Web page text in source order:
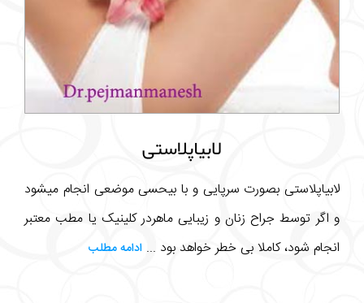
لابیاپلاستی
لابیاپلاستی بصورت سرپایی و با بیحسی موضعی انجام میشود
و اگر توسط جراح زنان و زیبایی ماهردر کلینیک یا مطب معتبر
انجام شود، کاملا بی خطر خواهد بود ... ادامه مطلب